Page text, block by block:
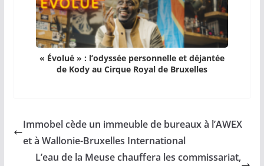
« Évolué » : l’odyssée personnelle et déjantée
de Kody au Cirque Royal de Bruxelles
Immobel cède un immeuble de bureaux à l’AWEX
et à Wallonie-Bruxelles International
L’eau de la Meuse chauffera les commissariat,